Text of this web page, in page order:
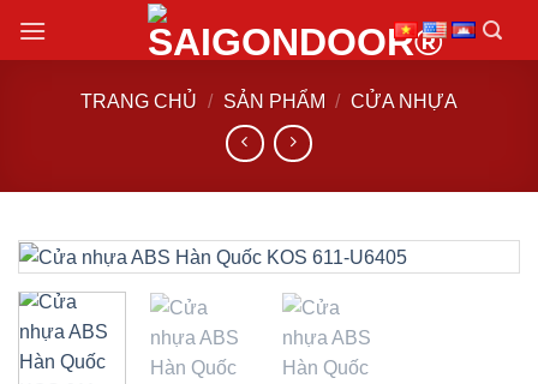
đến
TRANG CHỦ / SẢN PHẨM / CỬA NHỰA